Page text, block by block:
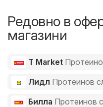
Редовно в
магазини
T Market
Лидл Протеинов
Билла Протеинов